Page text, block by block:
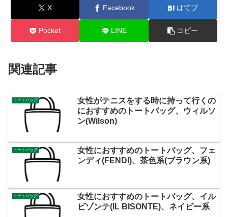
X Facebook はてブ
Pocket LINE コピー
関連記事
トートバッグ
女性がテニスをする時に持って行くの
におすすめのトートバッグ、ウィルソ
ン(Wilson)
トートバッグ
女性におすすめのトートバッグ、フェ
ンディ(FENDI)、茶色系(ブラウン系)
トートバッグ
女性におすすめのトートバッグ、イル
ビゾンテ(IL BISONTE)、ネイビー系